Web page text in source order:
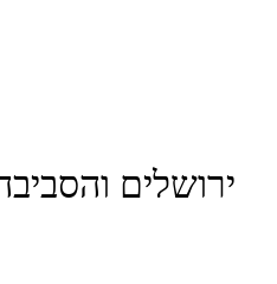
ירושלים